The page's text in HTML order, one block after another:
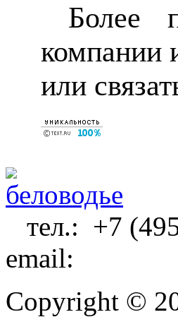
Более
компании
или
тел.: +7
email:
Copyright ©